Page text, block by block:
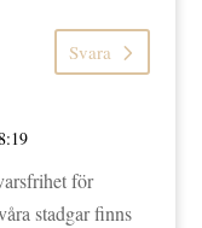
Svara
för
stadgar finns